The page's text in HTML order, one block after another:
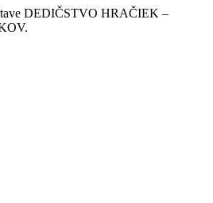
DEDIČSTVO HRAČIEK –